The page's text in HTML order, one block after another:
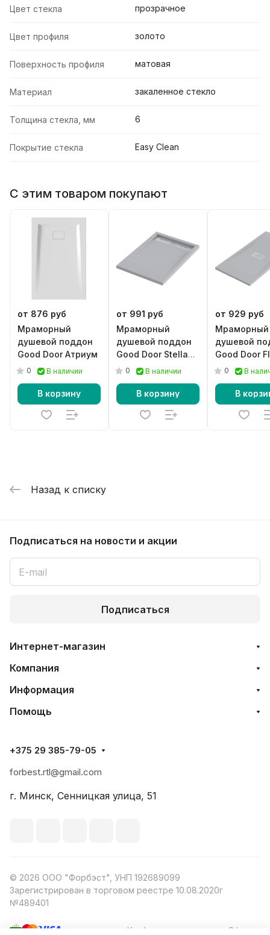
Цвет стекла прозрачное
Цвет профиля золото
Поверхность профиля матовая
Материал закаленное стекло
Толщина стекла, мм 6
Покрытие стекла Easy Clean
С этим товаром покупают
от 876 руб
Мраморный
душевой поддон
Good Door Атриум
0 В наличии
В корзину
от 991 руб
Мраморный
душевой поддон
Good Door Stella
серый
0 В наличии
В корзину
от 929 руб
Мраморный
душевой
Good Door
графит
0 В
В
Назад к списку
Подписаться на новости и акции
Подписаться
Интернет-магазин
Компания
Информация
Помощь
+375 29 385-79-05
forbest.rtl@gmail.com
г. Минск, Сенницкая улица, 51
© 2026 ООО "Форбэст", УНП 192689099
Зарегистрирован в торговом реестре 10.08.2020г
№489401
Конфиденциальность Оферта